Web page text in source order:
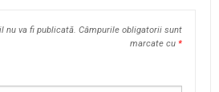
nu va fi publicată. Câmpurile obligatorii sunt
marcate cu *